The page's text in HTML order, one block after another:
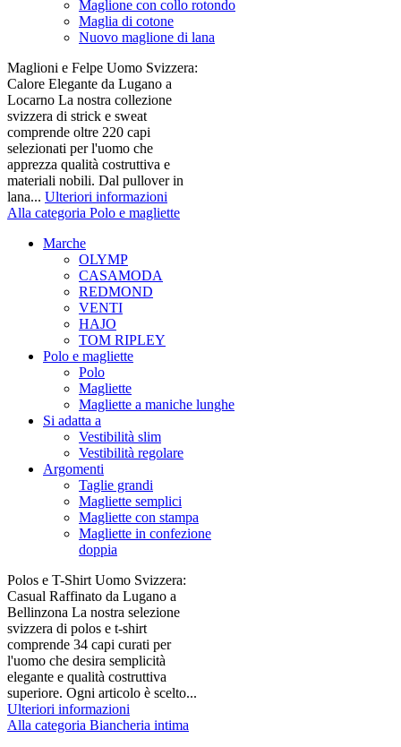
Maglione con collo rotondo
Maglia di cotone
Nuovo maglione di lana
Maglioni e Felpe Uomo Svizzera:
Calore Elegante da Lugano a
Locarno La nostra collezione
svizzera di strick e sweat
comprende oltre 220 capi
selezionati per l'uomo che
apprezza qualità costruttiva e
materiali nobili. Dal pullover in
lana... Ulteriori informazioni
Alla categoria Polo e magliette
Marche
OLYMP
CASAMODA
REDMOND
VENTI
HAJO
TOM RIPLEY
Polo e magliette
Polo
Magliette
Magliette a maniche lunghe
Si adatta a
Vestibilità slim
Vestibilità regolare
Argomenti
Taglie grandi
Magliette semplici
Magliette con stampa
Magliette in confezione
doppia
Polos e T-Shirt Uomo Svizzera:
Casual Raffinato da Lugano a
Bellinzona La nostra selezione
svizzera di polos e t-shirt
comprende 34 capi curati per
l'uomo che desira semplicità
elegante e qualità costruttiva
superiore. Ogni articolo è scelto...
Ulteriori informazioni
Alla categoria Biancheria intima